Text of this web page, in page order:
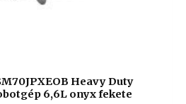
Heavy Duty
6,6L onyx fekete